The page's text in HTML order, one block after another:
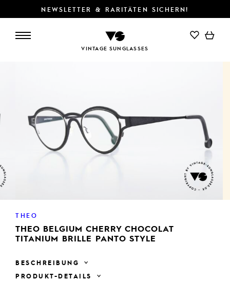
NEWSLETTER & RARITÄTEN SICHERN!
VINTAGE SUNGLASSES
THEO
THEO BELGIUM CHERRY CHOCOLAT
TITANIUM BRILLE PANTO STYLE
BESCHREIBUNG
PRODUKT-DETAILS